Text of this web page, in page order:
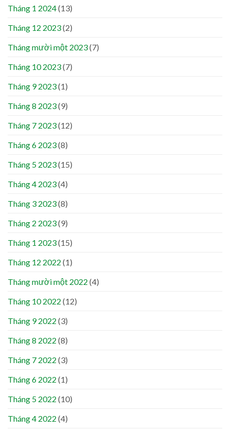
Tháng 1 2024(13)
Tháng 12 2023(2)
Tháng mười một 2023(7)
Tháng 10 2023(7)
Tháng 9 2023(1)
Tháng 8 2023(9)
Tháng 7 2023(12)
Tháng 6 2023(8)
Tháng 5 2023(15)
Tháng 4 2023(4)
Tháng 3 2023(8)
Tháng 2 2023(9)
Tháng 1 2023(15)
Tháng 12 2022 (1)
Tháng mười một 2022 (4)
Tháng 10 2022 (12)
Tháng 9 2022 (3)
Tháng 8 2022 (8)
Tháng 7 2022 (3)
Tháng 6 2022 (1)
Tháng 5 2022 (10)
Tháng 4 2022 (4)